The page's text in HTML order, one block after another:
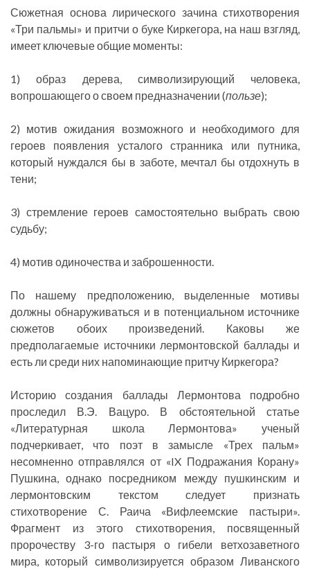
Сюжетная основа лирического зачина стихотворения
«Три пальмы» и притчи о буке Киркегора, на наш взгляд,
имеет ключевые общие моменты:
1) образ дерева, символизирующий человека,
вопрошающего о своем предназначении (пользе);
2) мотив ожидания возможного и необходимого для
героев появления усталого странника или путника,
который нуждался бы в заботе, мечтал бы отдохнуть в
тени;
3) стремление героев самостоятельно выбрать свою
судьбу;
4) мотив одиночества и заброшенности.
По нашему предположению, выделенные мотивы
должны обнаруживаться и в потенциальном источнике
сюжетов обоих произведений. Каковы же
предполагаемые источники лермонтовской баллады и
есть ли среди них напоминающие притчу Киркегора?
Историю создания баллады Лермонтова подробно
проследил В.Э. Вацуро. В обстоятельной статье
«Литературная школа Лермонтова» ученый
подчеркивает, что поэт в замысле «Трех пальм»
несомненно отправлялся от «IX Подражания Корану»
Пушкина, однако посредником между пушкинским и
лермонтовским текстом следует признать
стихотворение С. Раича «Вифлеемские пастыри».
Фрагмент из этого стихотворения, посвященный
пророчеству 3-го пастыря о гибели ветхозаветного
мира, который символизируется образом Ливанского